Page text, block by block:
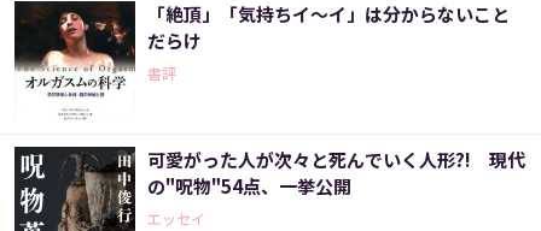
「絶頂」「気持ちイ～イ」は分からないこと
だらけ
書評
可愛がった人が次々と死んでいく人形?! 現代
の"呪物"54点、一挙公開
エッセイ